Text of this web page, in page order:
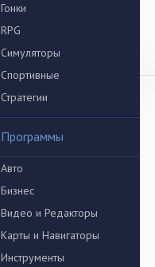
Гонки
RPG
Симуляторы
Спортивные
Стратегии
Программы
Авто
Бизнес
Видео и Редакторы
Карты и Навигаторы
Инструменты